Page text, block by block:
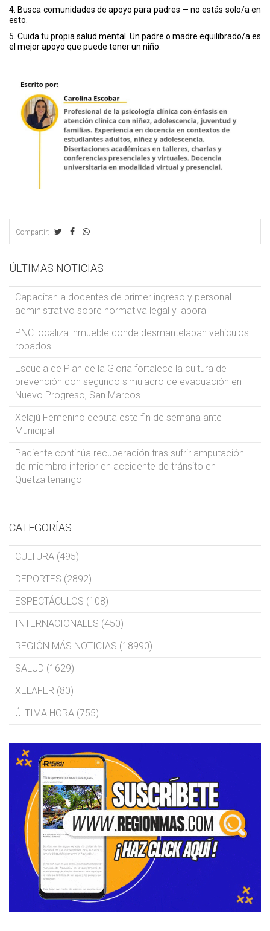
4. Busca comunidades de apoyo para padres — no estás solo/a en
esto.
5. Cuida tu propia salud mental. Un padre o madre equilibrado/a es
el mejor apoyo que puede tener un niño.
Compartir:
ÚLTIMAS NOTICIAS
Capacitan a docentes de primer ingreso y personal
administrativo sobre normativa legal y laboral
PNC localiza inmueble donde desmantelaban vehículos
robados
Escuela de Plan de la Gloria fortalece la cultura de
prevención con segundo simulacro de evacuación en
Nuevo Progreso, San Marcos
Xelajú Femenino debuta este fin de semana ante
Municipal
Paciente continúa recuperación tras sufrir amputación
de miembro inferior en accidente de tránsito en
Quetzaltenango
CATEGORÍAS
CULTURA (495)
DEPORTES (2892)
ESPECTÁCULOS (108)
INTERNACIONALES (450)
REGIÓN MÁS NOTICIAS (18990)
SALUD (1629)
XELAFER (80)
ÚLTIMA HORA (755)